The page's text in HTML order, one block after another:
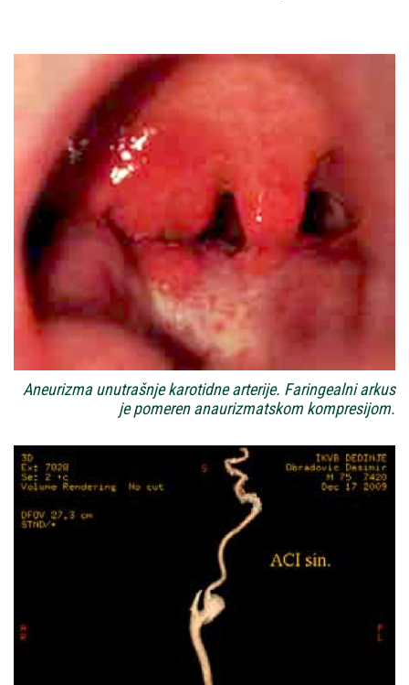
Aneurizma unutrašnje karotidne arterije. Faringealni arkus
je pomeren anaurizmatskom kompresijom.